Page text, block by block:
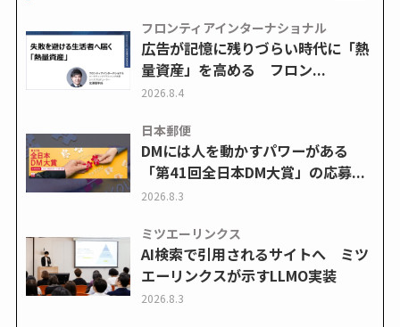
フロンティアインターナショナル
広告が記憶に残りづらい時代に「熱
量資産」を高める フロン...
2026.8.4
日本郵便
DMには人を動かすパワーがある
「第41回全日本DM大賞」の応募...
2026.8.3
ミツエーリンクス
AI検索で引用されるサイトへ ミツ
エーリンクスが示すLLMO実装
2026.8.3